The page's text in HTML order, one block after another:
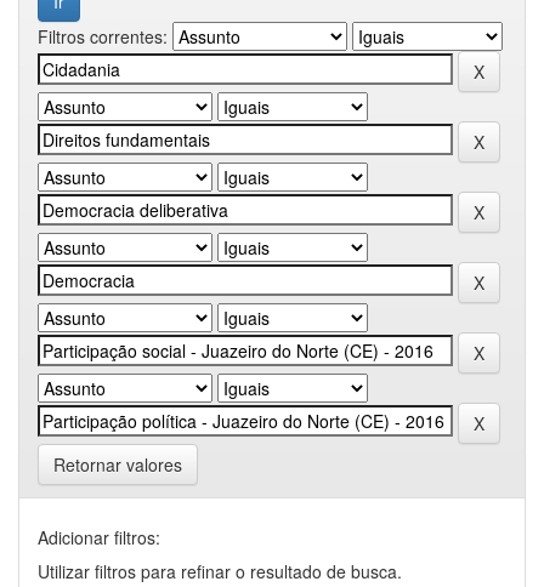
Filtros correntes:
Retornar valores
Adicionar filtros:
Utilizar filtros para refinar o resultado de busca.